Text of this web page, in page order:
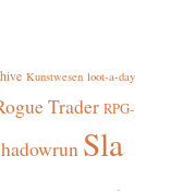
Kunstwesen loot-a-day
Trader RPG-
Sla